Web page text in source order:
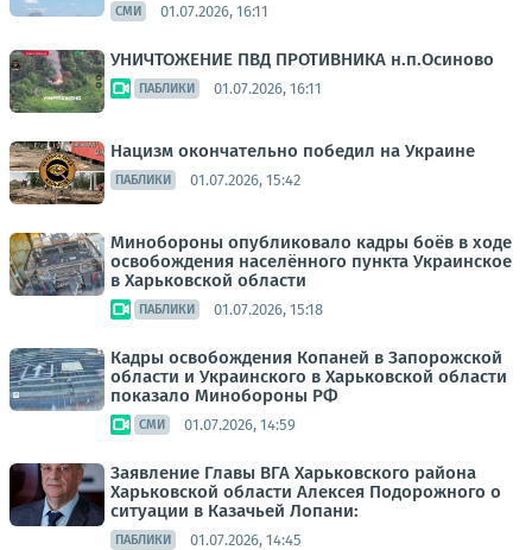
СМИ 01.07.2026, 16:11
УНИЧТОЖЕНИЕ ПВД ПРОТИВНИКА н.п.Осиново
ПАБЛИКИ 01.07.2026, 16:11
Нацизм окончательно победил на Украине
ПАБЛИКИ 01.07.2026, 15:42
Минобороны опубликовало кадры боёв в ходе
освобождения населённого пункта Украинское
в Харьковской области
ПАБЛИКИ 01.07.2026, 15:18
Кадры освобождения Копаней в Запорожской
области и Украинского в Харьковской области
показало Минобороны РФ
СМИ 01.07.2026, 14:59
Заявление Главы ВГА Харьковского района
Харьковской области Алексея Подорожного о
ситуации в Казачьей Лопани:
ПАБЛИКИ 01.07.2026, 14:45